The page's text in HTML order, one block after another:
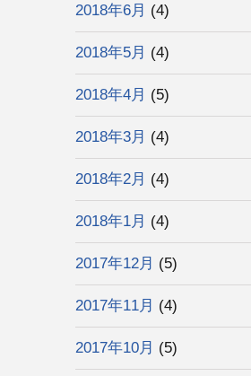
2018年6月 (4)
2018年5月 (4)
2018年4月 (5)
2018年3月 (4)
2018年2月 (4)
2018年1月 (4)
2017年12月 (5)
2017年11月 (4)
2017年10月 (5)